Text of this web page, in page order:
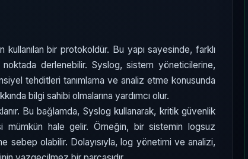
bir protokoldür. Bu yapı sayesinde, farklı
derlenebilir. Syslog, sistem yöneticilerine,
tehditleri tanımlama ve analiz etme konusunda
bilgi sahibi olmalarına yardımcı olur.
Bu bağlamda, Syslog kullanarak, kritik güvenlik
mümkün hale gelir. Örneğin, bir sistemin logsuz
sebep olabilir. Dolayısıyla, log yönetimi ve analizi,